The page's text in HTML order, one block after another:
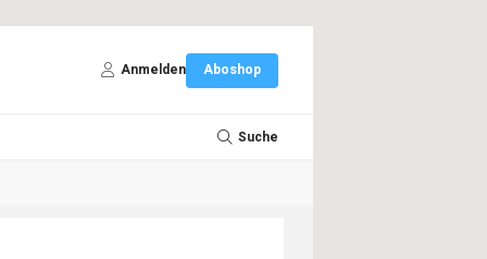
Anmelden Aboshop
Suche